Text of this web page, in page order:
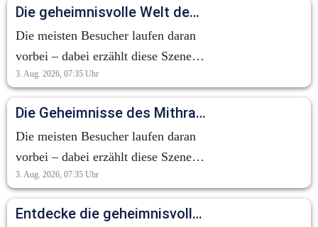
Die geheimnisvolle Welt des Mithraskults: Ein Blick auf die Tauroktonie
Die meisten Besucher laufen daran
vorbei – dabei erzählt diese Szene
eine der geheimnisvollsten
Geschichten der Antike. Die
sogenannte Tauroktonie zeigt den
Gott Mithras bei der Opferung eines
Stiers. Doch es geht hier nicht um
Gewalt. Für die Anhänger des
Mithraskults symbolisierte diese
Szene neues Leben, Fruchtbarkeit
3. Aug. 2026, 07:35 Uhr
Die Geheimnisse des Mithraskults: Eine antike Erzählung im Verborgenen
Die meisten Besucher laufen daran
vorbei – dabei erzählt diese Szene
eine der geheimnisvollsten
Geschichten der Antike. Die
sogenannte Tauroktonie zeigt den
3. Aug. 2026, 07:35 Uhr
Entdecke die geheimnisvolle Welt des Mithraskults!